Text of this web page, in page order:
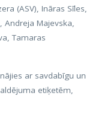
(ASV), Ināras Sīles,
Andreja Majevska,
Tamaras
ar savdabīgu un
etiķetēm,